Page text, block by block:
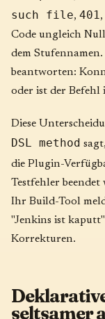
such file, 401,
Code ungleich
dem Stufennamen.
beantworten:
oder ist der Befehl
Diese
DSL method
die Plugin-
Testfehler
Ihr Build-Tool
"Jenkins ist
Korrekturen.
seltsamer